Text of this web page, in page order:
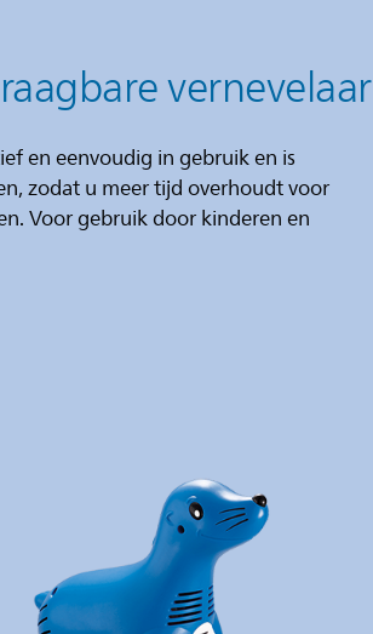
vernevelaar
en eenvoudig in gebruik en is
zodat u meer tijd overhoudt voor
Voor gebruik door kinderen en